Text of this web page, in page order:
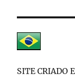
SITE CRIADO